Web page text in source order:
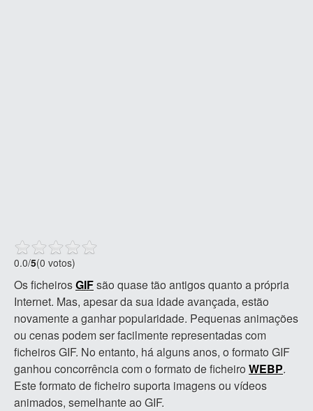
0.0/5(0 votos)
Os ficheirosGIFsão quase tão antigos quanto a própria
Internet. Mas, apesar da sua idade avançada, estão
novamente a ganhar popularidade. Pequenas animações
ou cenas podem ser facilmente representadas com
ficheiros GIF. No entanto, há alguns anos, o formato GIF
ganhou concorrência com o formato de ficheiroWEBP.
Este formato de ficheiro suporta imagens ou vídeos
animados, semelhante ao GIF.